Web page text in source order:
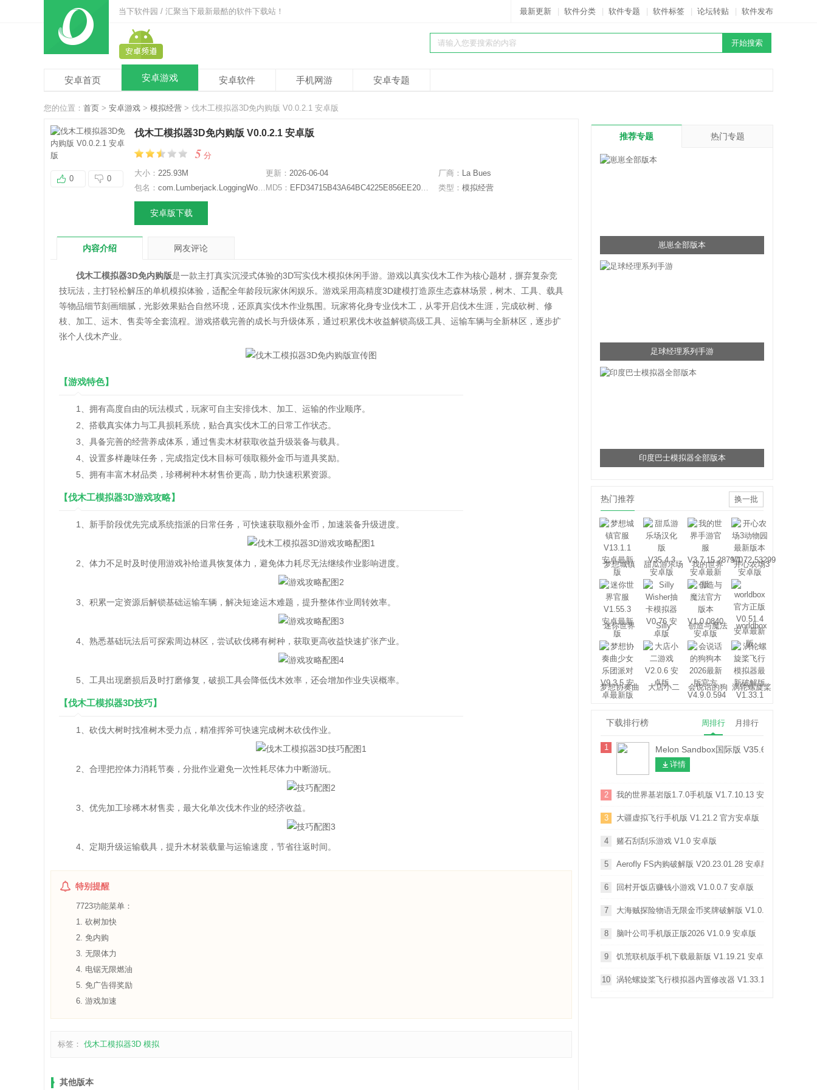
当下软件园 / 汇聚当下最新最酷的软件下载站！ 最新更新 软件分类 软件专题 软件标签 论坛转贴 软件发布
安卓首页 安卓游戏 安卓软件 手机网游 安卓专题
您的位置： 首页 > 安卓游戏 > 模拟经营 > 伐木工模拟器3D免内购版 V0.0.2.1 安卓版
0 0
伐木工模拟器3D免内购版 V0.0.2.1 安卓版
5 分
大小： 225.93M 更新： 2026-06-04 厂商： La Bues
包名： com.Lumberjack.LoggingWoodcutterSimulator3D MD5： EFD34715B43A64BC4225E856EE207C0D 类型： 模拟经营
安卓版下载
内容介绍 网友评论
伐木工模拟器3D免内购版是一款主打真实沉浸式体验的3D写实伐木模拟休闲手游。游戏以真实伐木工作为核心题材，摒弃复杂竞
技玩法，主打轻松解压的单机模拟体验，适配全年龄段玩家休闲娱乐。游戏采用高精度3D建模打造原生态森林场景，树木、工具、载具
等物品细节刻画细腻，光影效果贴合自然环境，还原真实伐木作业氛围。玩家将化身专业伐木工，从零开启伐木生涯，完成砍树、修
枝、加工、运木、售卖等全套流程。游戏搭载完善的成长与升级体系，通过积累伐木收益解锁高级工具、运输车辆与全新林区，逐步扩
张个人伐木产业。
【游戏特色】
1、拥有高度自由的玩法模式，玩家可自主安排伐木、加工、运输的作业顺序。
2、搭载真实体力与工具损耗系统，贴合真实伐木工的日常工作状态。
3、具备完善的经营养成体系，通过售卖木材获取收益升级装备与载具。
4、设置多样趣味任务，完成指定伐木目标可领取额外金币与道具奖励。
5、拥有丰富木材品类，珍稀树种木材售价更高，助力快速积累资源。
【伐木工模拟器3D游戏攻略】
1、新手阶段优先完成系统指派的日常任务，可快速获取额外金币，加速装备升级进度。
2、体力不足时及时使用游戏补给道具恢复体力，避免体力耗尽无法继续作业影响进度。
3、积累一定资源后解锁基础运输车辆，解决短途运木难题，提升整体作业周转效率。
4、熟悉基础玩法后可探索周边林区，尝试砍伐稀有树种，获取更高收益快速扩张产业。
5、工具出现磨损后及时打磨修复，破损工具会降低伐木效率，还会增加作业失误概率。
【伐木工模拟器3D技巧】
1、砍伐大树时找准树木受力点，精准挥斧可快速完成树木砍伐作业。
2、合理把控体力消耗节奏，分批作业避免一次性耗尽体力中断游玩。
3、优先加工珍稀木材售卖，最大化单次伐木作业的经济收益。
4、定期升级运输载具，提升木材装载量与运输速度，节省往返时间。
特别提醒
7723功能菜单：
1. 砍树加快
2. 免内购
3. 无限体力
4. 电锯无限燃油
5. 免广告得奖励
6. 游戏加速
标签： 伐木工模拟器3D 模拟
其他版本
推荐专题 热门专题
崽崽全部版本
足球经理系列手游
印度巴士模拟器全部版本
热门推荐 换一批
梦想城镇 甜瓜游乐场 我的世界 开心农场3
迷你世界
Silly
Wisher
创造与魔法 worldbox
梦想协奏曲
少女乐团派
大店小二
会说话的狗
狗本
涡轮螺旋桨
飞行模拟器
下载排行榜 周排行 月排行
1 Melon Sandbox国际版 V35.6 安卓版
详情
2 我的世界基岩版1.7.0手机版 V1.7.10.13 安卓版
3 大疆虚拟飞行手机版 V1.21.2 官方安卓版
4 赌石刮刮乐游戏 V1.0 安卓版
5 Aerofly FS内购破解版 V20.23.01.28 安卓版
6 回村开饭店赚钱小游戏 V1.0.0.7 安卓版
7 大海贼探险物语无限金币奖牌破解版 V1.0.9 安卓版
8 脑叶公司手机版正版2026 V1.0.9 安卓版
9 饥荒联机版手机下载最新版 V1.19.21 安卓版
10 涡轮螺旋桨飞行模拟器内置修改器 V1.33.1 安卓版